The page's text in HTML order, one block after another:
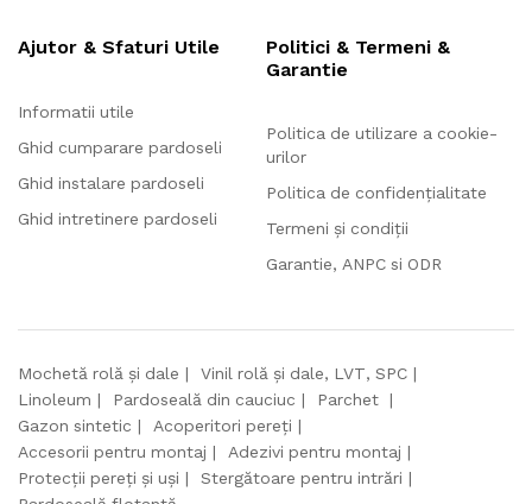
Ajutor & Sfaturi Utile
Informatii utile
Ghid cumparare pardoseli
Ghid instalare pardoseli
Ghid intretinere pardoseli
Politici & Termeni &
Garantie
Politica de utilizare a cookie-
urilor
Politica de confidențialitate
Termeni și condiții
Garantie, ANPC si ODR
Mochetă rolă și dale
Vinil rolă și dale, LVT, SPC
Linoleum
Pardoseală din cauciuc
Parchet
Gazon sintetic
Acoperitori pereți
Accesorii pentru montaj
Adezivi pentru montaj
Protecții pereți și uși
Stergătoare pentru intrări